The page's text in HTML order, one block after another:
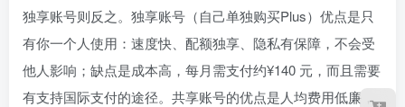
独享账号则反之。独享账号（自己单独购买Plus）优点是只
有你一个人使用：速度快、配额独享、隐私有保障，不会受
他人影响；缺点是成本高，每月需支付约¥140 元，而且需要
有支持国际支付的途径。共享账号的优点是人均费用低廉，